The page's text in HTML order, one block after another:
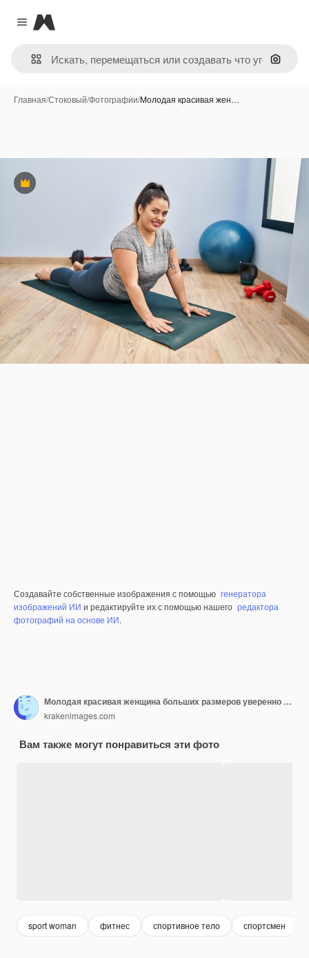
Close menu
Magnific
Поиск
Главная/Стоковый/Фотографии/Молодая красивая жен…
Премиум
Создавайте собственные изображения с помощью генератора
изображений ИИ и редактируйте их с помощью нашего редактора
фотографий на основе ИИ.
Молодая красивая женщина больших размеров уверенно улыбается, растягиваясь в спортивном центре
krakenimages.com
Вам также могут понравиться эти фото
sport woman фитнес спортивное тело спортсмен